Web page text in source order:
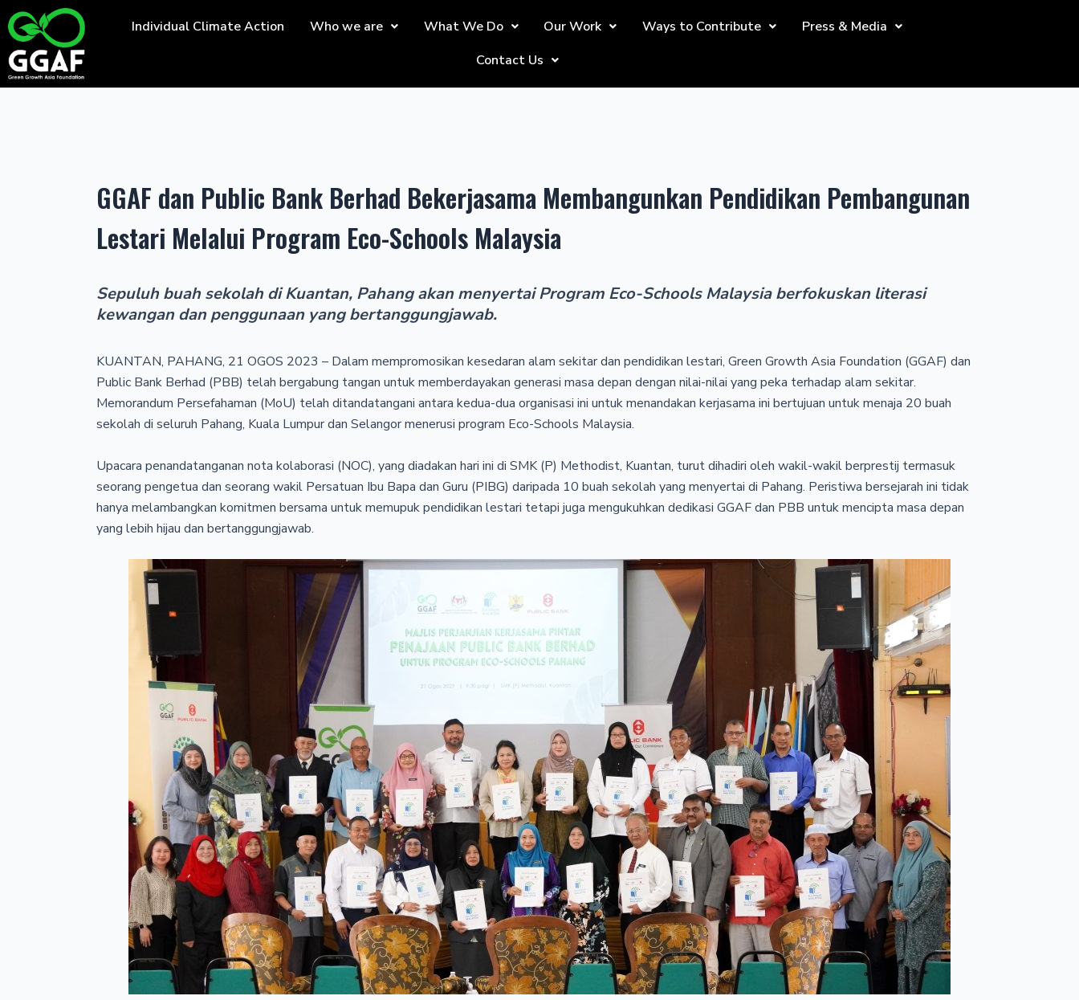
Skip
to
content
Individual Climate Action Who we are What We Do Our Work Ways to Contribute
Press & Media
Contact Us
GGAF dan Public Bank Berhad Bekerjasama Membangunkan Pendidikan Pembangunan
Lestari Melalui Program Eco-Schools Malaysia
Sepuluh buah sekolah di Kuantan, Pahang akan menyertai Program Eco-Schools Malaysia berfokuskan literasi
kewangan dan penggunaan yang bertanggungjawab.
KUANTAN, PAHANG, 21 OGOS 2023 – Dalam mempromosikan kesedaran alam sekitar dan pendidikan lestari, Green Growth Asia Foundation (GGAF) dan
Public Bank Berhad (PBB) telah bergabung tangan untuk memberdayakan generasi masa depan dengan nilai-nilai yang peka terhadap alam sekitar.
Memorandum Persefahaman (MoU) telah ditandatangani antara kedua-dua organisasi ini untuk menandakan kerjasama ini bertujuan untuk menaja 20 buah
sekolah di seluruh Pahang, Kuala Lumpur dan Selangor menerusi program Eco-Schools Malaysia.
Upacara penandatanganan nota kolaborasi (NOC), yang diadakan hari ini di SMK (P) Methodist, Kuantan, turut dihadiri oleh wakil-wakil berprestij termasuk
seorang pengetua dan seorang wakil Persatuan Ibu Bapa dan Guru (PIBG) daripada 10 buah sekolah yang menyertai di Pahang. Peristiwa bersejarah ini tidak
hanya melambangkan komitmen bersama untuk memupuk pendidikan lestari tetapi juga mengukuhkan dedikasi GGAF dan PBB untuk mencipta masa depan
yang lebih hijau dan bertanggungjawab.